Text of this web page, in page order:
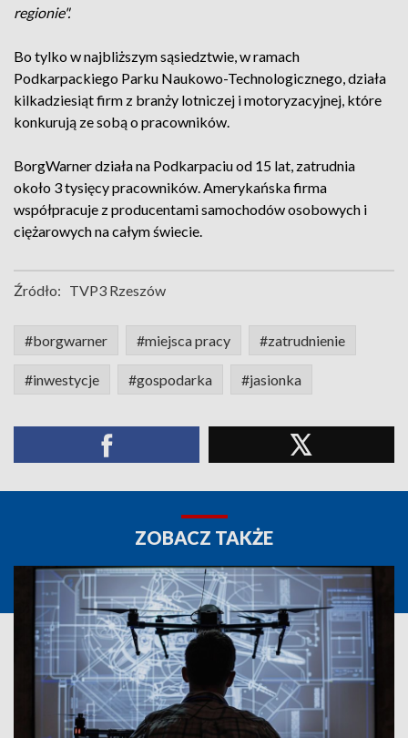
regionie".
Bo tylko w najbliższym sąsiedztwie, w ramach
Podkarpackiego Parku Naukowo-Technologicznego, działa
kilkadziesiąt firm z branży lotniczej i motoryzacyjnej, które
konkurują ze sobą o pracowników.
BorgWarner działa na Podkarpaciu od 15 lat, zatrudnia
około 3 tysięcy pracowników. Amerykańska firma
współpracuje z producentami samochodów osobowych i
ciężarowych na całym świecie.
Źródło: TVP3 Rzeszów
#borgwarner #miejsca pracy #zatrudnienie
#inwestycje #gospodarka #jasionka
ZOBACZ TAKŻE